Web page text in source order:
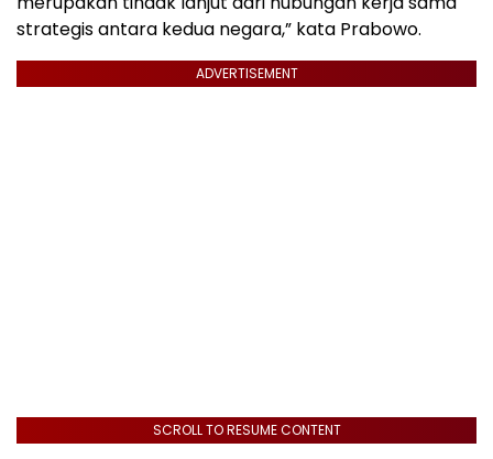
strategis antara kedua negara,” kata Prabowo.
ADVERTISEMENT
SCROLL TO RESUME CONTENT